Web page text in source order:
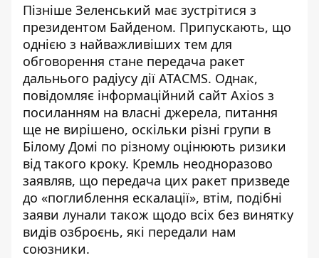
Пізніше Зеленський має зустрітися з
президентом Байденом. Припускають, що
однією з найважливіших тем для
обговорення стане передача ракет
дальнього радіусу дії ATACMS. Однак,
повідомляє інформаційний сайт Axios з
посиланням на власні джерела, питання
ще не вирішено, оскільки різні групи в
Білому Домі по різному оцінюють ризики
від такого кроку. Кремль неодноразово
заявляв, що передача цих ракет призведе
до «поглиблення ескалації», втім, подібні
заяви лунали також щодо всіх без винятку
видів озброєнь, які передали нам
союзники.